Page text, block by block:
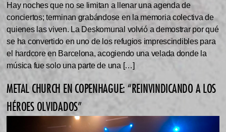
Hay noches que no se limitan a llenar una agenda de
conciertos; terminan grabándose en la memoria colectiva de
quienes las viven. La Deskomunal volvió a demostrar por qué
se ha convertido en uno de los refugios imprescindibles para
el hardcore en Barcelona, acogiendo una velada donde la
música fue solo una parte de una […]
METAL CHURCH EN COPENHAGUE: “REINVINDICANDO A LOS
HÉROES OLVIDADOS”